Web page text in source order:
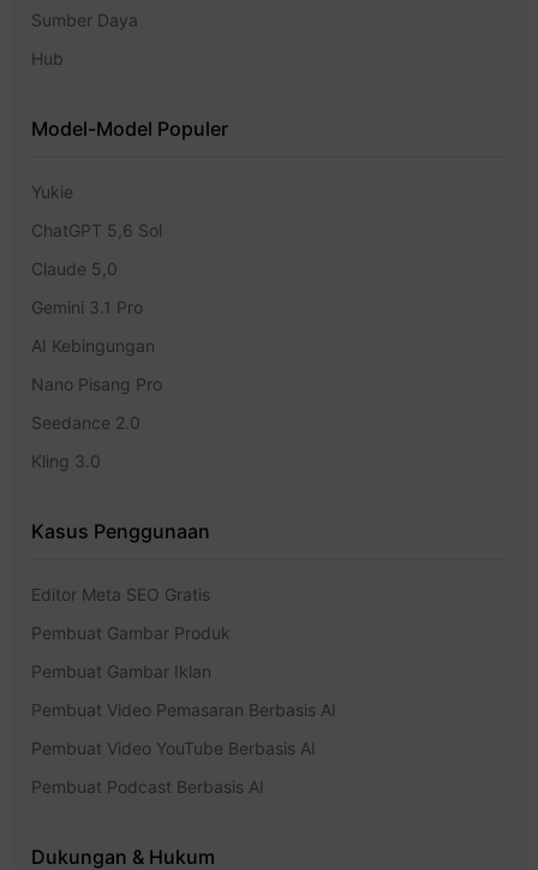
Sumber Daya
Hub
Model-Model Populer
Yukie
ChatGPT 5,6 Sol
Claude 5,0
Gemini 3.1 Pro
AI Kebingungan
Nano Pisang Pro
Seedance 2.0
Kling 3.0
Kasus Penggunaan
Editor Meta SEO Gratis
Pembuat Gambar Produk
Pembuat Gambar Iklan
Pembuat Video Pemasaran Berbasis AI
Pembuat Video YouTube Berbasis AI
Pembuat Podcast Berbasis AI
Dukungan & Hukum